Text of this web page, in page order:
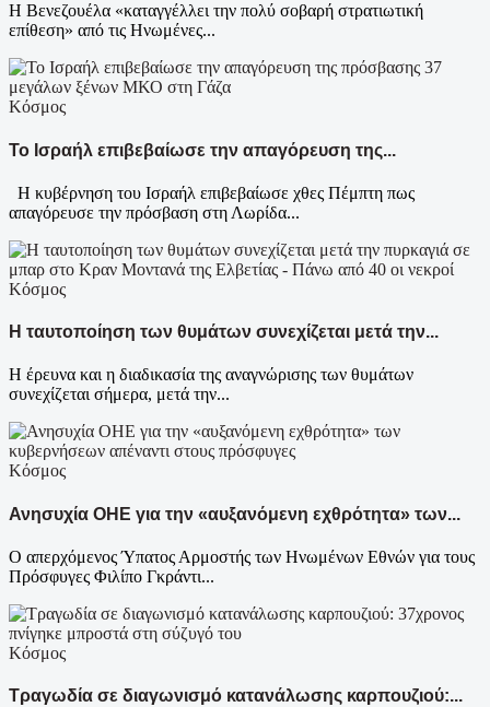
Η Βενεζουέλα «καταγγέλλει την πολύ σοβαρή στρατιωτική
επίθεση» από τις Ηνωμένες...
Κόσμος
Το Ισραήλ επιβεβαίωσε την απαγόρευση της...
Η κυβέρνηση του Ισραήλ επιβεβαίωσε χθες Πέμπτη πως
απαγόρευσε την πρόσβαση στη Λωρίδα...
Κόσμος
Η ταυτοποίηση των θυμάτων συνεχίζεται μετά την...
Η έρευνα και η διαδικασία της αναγνώρισης των θυμάτων
συνεχίζεται σήμερα, μετά την...
Κόσμος
Ανησυχία ΟΗΕ για την «αυξανόμενη εχθρότητα» των...
Ο απερχόμενος Ύπατος Αρμοστής των Ηνωμένων Εθνών για τους
Πρόσφυγες Φιλίπο Γκράντι...
Κόσμος
Τραγωδία σε διαγωνισμό κατανάλωσης καρπουζιού:...